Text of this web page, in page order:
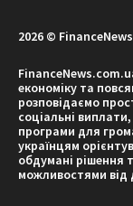
2026 ©
економіку та
розповідаємо
соціальні
програми для
українцям
обдумані рішення
можливостями від